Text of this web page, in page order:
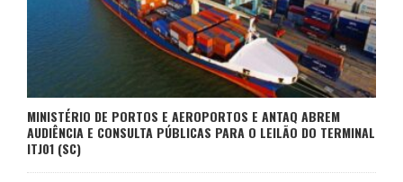
MINISTÉRIO DE PORTOS E AEROPORTOS E ANTAQ ABREM
AUDIÊNCIA E CONSULTA PÚBLICAS PARA O LEILÃO DO TERMINAL
ITJ01 (SC)